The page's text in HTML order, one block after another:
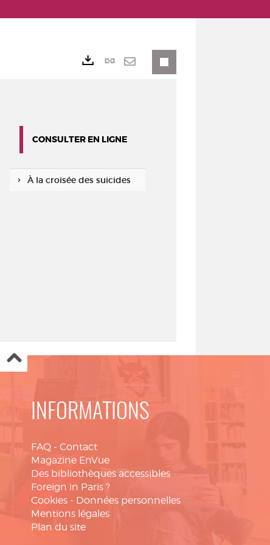
Lien
CONSULTER EN LIGNE
À la croisée des suicides
INFORMATIONS
FAQ - Contact
Magazine EnVue
Des bibliothèques accessibles
Foreign in Paris ?
Cookies - Données personnelles
Mentions légales
Plan du site